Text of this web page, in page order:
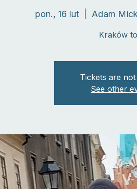
pon., 16 lut Adam
Kraków
Tickets are
See other